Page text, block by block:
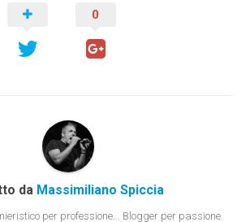
0
da Massimiliano Spiccia
per professione... Blogger per passione.